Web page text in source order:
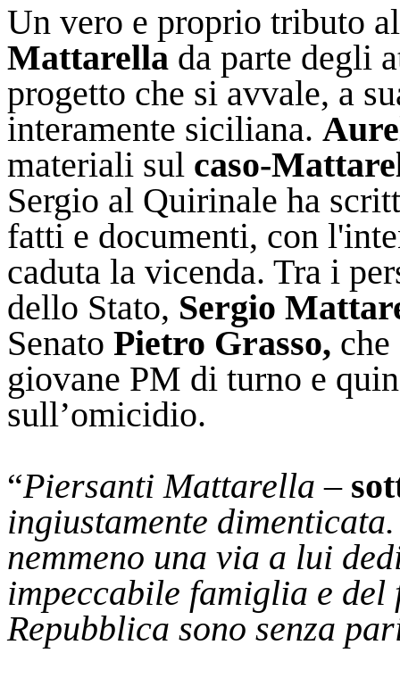
Un vero e proprio tributo
Mattarella da parte degli
progetto che si avvale, a
interamente siciliana.
materiali sul caso-
Sergio al Quirinale ha
fatti e documenti, con
caduta la vicenda. Tra i
dello Stato, Sergio
Senato Pietro Grasso,
giovane PM di turno e
sull’omicidio.
“Piersanti Mattarella –
ingiustamente
nemmeno una via a lui
impeccabile famiglia e
Repubblica sono senza